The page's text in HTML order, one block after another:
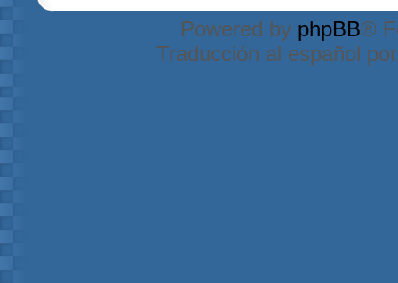
Powered by phpBB®
Traducción al español